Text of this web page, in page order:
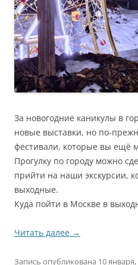
За новогодние каникулы в
новые выставки, но по-
фестивали, которые вы ещё
Прогулку по городу можно
прийти на наши экскурсии,
выходные.
Куда пойти в Москве в
Читать далее →
Запись опубликована 10